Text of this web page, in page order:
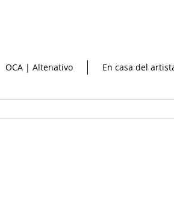
OCA | Altenativo En casa del